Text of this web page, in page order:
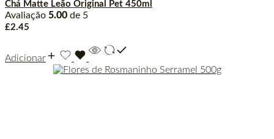
Chá Matte Leão Original Pet 450ml
Avaliação 5.00 de 5
£2.45
Adicionar